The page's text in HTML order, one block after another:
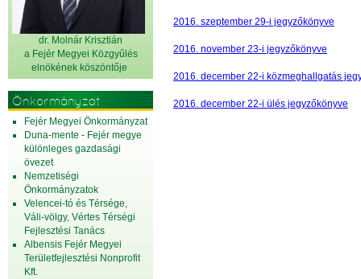
dr. Molnár Krisztián
a Fejér Megyei Közgyűlés
elnökének köszöntője
Önkormányzat
Fejér Megyei Önkormányzat
Duna-mente - Fejér megye
különleges gazdasági
övezet
Nemzetiségi
Önkormányzatok
Velencei-tó és Térsége,
Váli-völgy, Vértes Térségi
Fejlesztési Tanács
Albensis Fejér Megyei
Területfejlesztési Nonprofit
Kft.
2016. szeptember 29-i jegyzőkönyve
2016. november 23-i jegyzőkönyve
2016. december 22-i közmeghallgatás
2016. december 22-i ülés jegyzőkönyve